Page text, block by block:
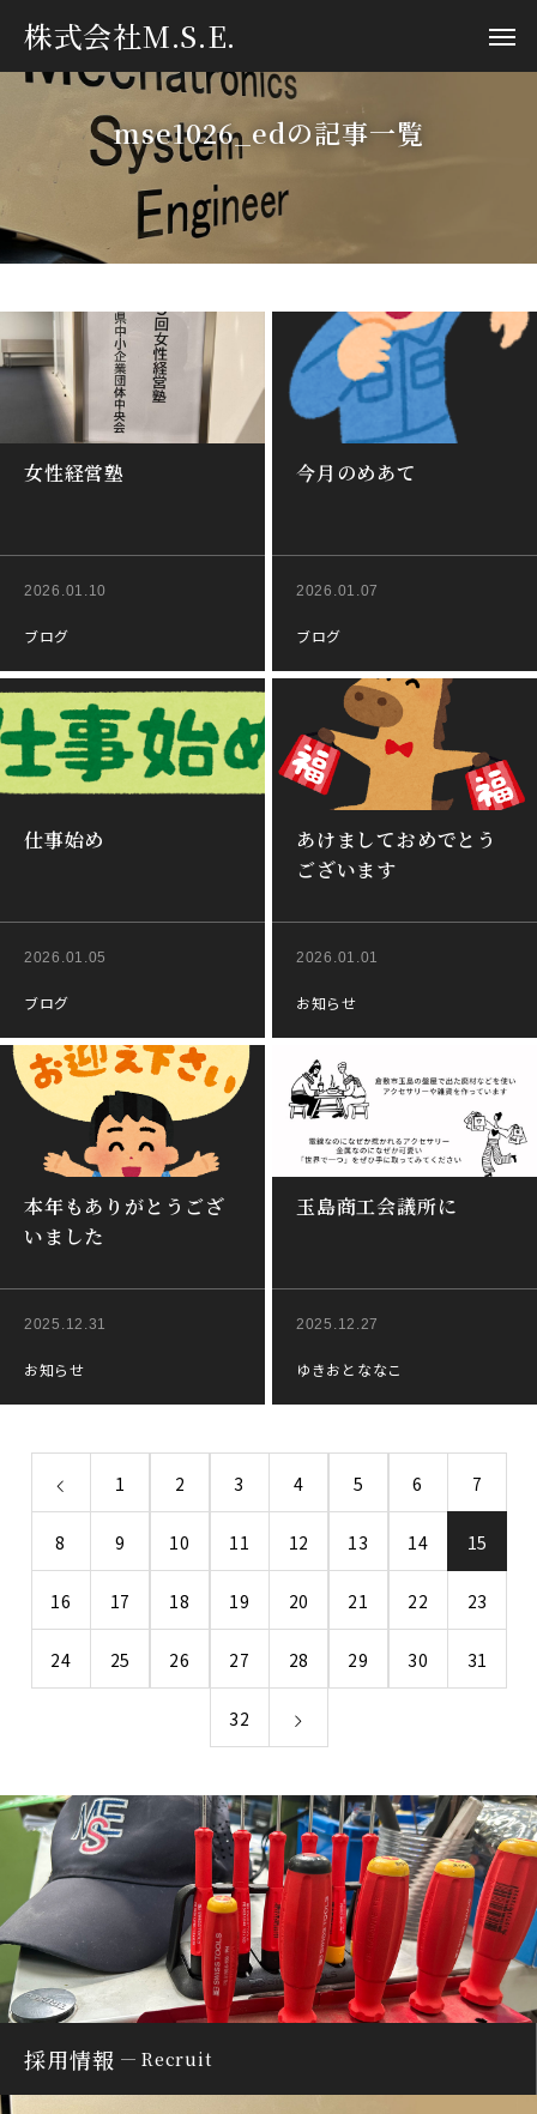
株式会社M.S.E.
mse1026_edの記事一覧
女性経営塾
2026.01.10
ブログ
今月のめあて
2026.01.07
ブログ
仕事始め
2026.01.05
ブログ
あけましておめでとう
ございます
2026.01.01
お知らせ
本年もありがとうござ
いました
2025.12.31
お知らせ
玉島商工会議所に
2025.12.27
ゆきおとななこ
1 2 3 4 5 6 7
8 9 10 11 12 13 14 15
16 17 18 19 20 21 22 23
24 25 26 27 28 29 30 31
32
採用情報 Recruit